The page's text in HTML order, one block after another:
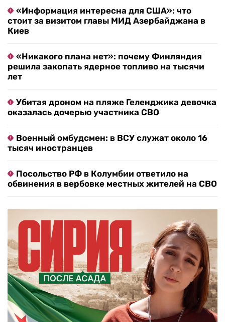
«Информация интересна для США»: что
стоит за визитом главы МИД Азербайджана в
Киев
«Никакого плана нет»: почему Финляндия
решила закопать ядерное топливо на тысячи
лет
Убитая дроном на пляже Геленджика девочка
оказалась дочерью участника СВО
Военный омбудсмен: в ВСУ служат около 16
тысяч иностранцев
Посольство РФ в Колумбии ответило на
обвинения в вербовке местных жителей на СВО